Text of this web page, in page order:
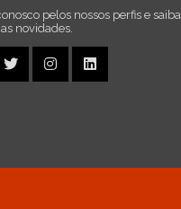
pelos nossos perfis e saiba
novidades.